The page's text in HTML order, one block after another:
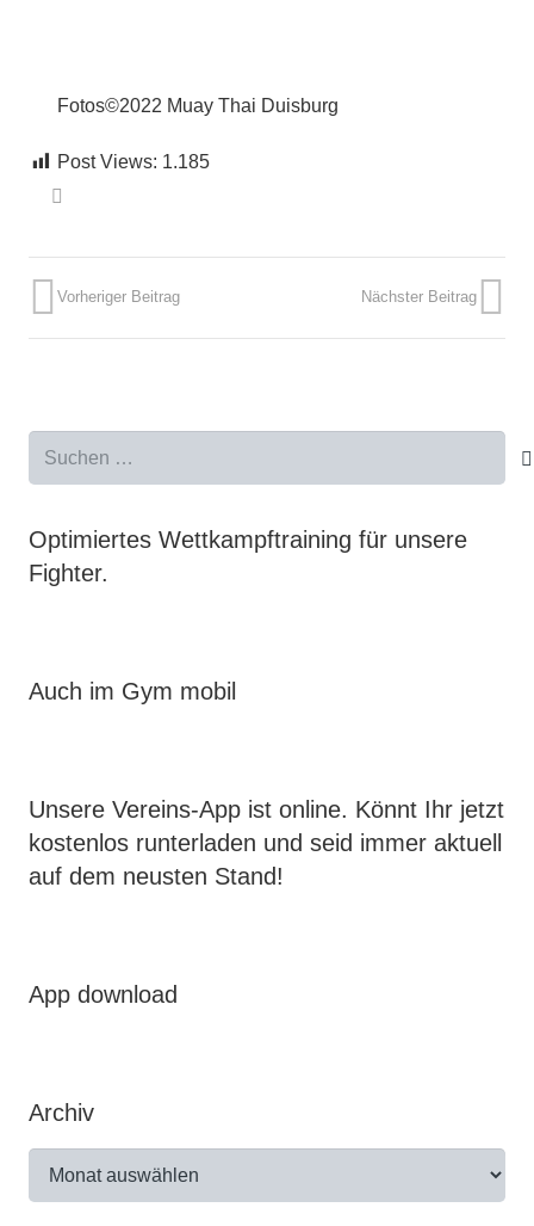
Fotos©2022 Muay Thai Duisburg
Post Views: 1.185
Vorheriger Beitrag Nächster Beitrag
Optimiertes Wettkampftraining für unsere
Fighter.
Auch im Gym mobil
Unsere Vereins-App ist online. Könnt Ihr jetzt
kostenlos runterladen und seid immer aktuell
auf dem neusten Stand!
App download
Archiv